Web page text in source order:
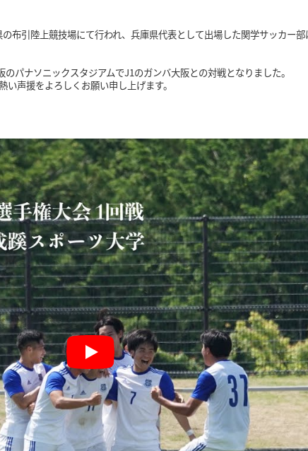
布引陸上競技場にて行われ、兵庫県代表として出場した関学サッカー
パナソニックスタジアムでJ1のガンバ大阪との対戦となりました。
声援をよろしくお願い申し上げます。